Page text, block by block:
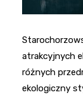
atrakcyjnych
różnych
ekologiczny